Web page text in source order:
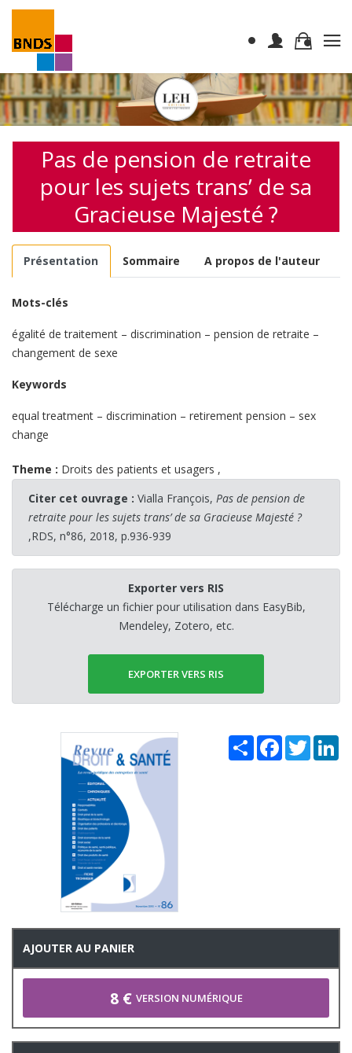
Pas de pension de retraite
pour les sujets trans’ de sa
Gracieuse Majesté ?
Présentation Sommaire A propos de l'auteur
Mots-clés
égalité de traitement – discrimination – pension de retraite –
changement de sexe
Keywords
equal treatment – discrimination – retirement pension – sex
change
Theme : Droits des patients et usagers ,
Citer cet ouvrage : Vialla François, Pas de pension de
retraite pour les sujets trans’ de sa Gracieuse Majesté ?
,RDS, n°86, 2018, p.936-939
Exporter vers RIS
Télécharge un fichier pour utilisation dans EasyBib,
Mendeley, Zotero, etc.
EXPORTER VERS RIS
Share Facebook
Twitter
AJOUTER AU PANIER
8 € VERSION NUMÉRIQUE